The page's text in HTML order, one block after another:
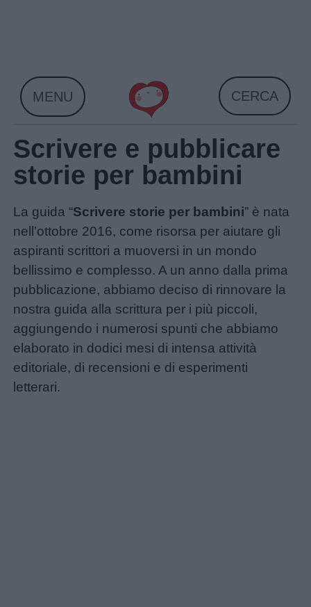
MENU CERCA
Scrivere e pubblicare
storie per bambini
La guida “Scrivere storie per bambini” è nata
nell’ottobre 2016, come risorsa per aiutare gli
aspiranti scrittori a muoversi in un mondo
bellissimo e complesso. A un anno dalla prima
pubblicazione, abbiamo deciso di rinnovare la
nostra guida alla scrittura per i più piccoli,
aggiungendo i numerosi spunti che abbiamo
elaborato in dodici mesi di intensa attività
editoriale, di recensioni e di esperimenti
letterari.